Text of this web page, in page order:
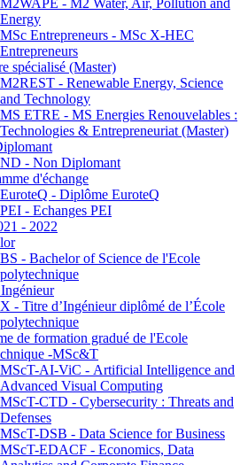
M2WAPE - M2 Water, Air, Pollution and
Energy
MSc Entrepreneurs - MSc X-HEC
Entrepreneurs
spécialisé (Master)
M2REST - Renewable Energy, Science
and Technology
MS ETRE - MS Energies Renouvelables :
Technologies & Entrepreneuriat (Master)
ND - Non Diplomant
d'échange
EuroteQ - Diplôme EuroteQ
PEI - Echanges PEI
- 2022
BS - Bachelor of Science de l'Ecole
polytechnique
X - Titre d’Ingénieur diplômé de l’École
polytechnique
de formation gradué de l'Ecole
-MSc&T
MScT-AI-ViC - Artificial Intelligence and
Advanced Visual Computing
MScT-CTD - Cybersecurity : Threats and
Defenses
MScT-DSB - Data Science for Business
MScT-EDACF - Economics, Data